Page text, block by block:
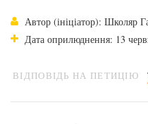
Автор (ініціатор): Школяр
Дата оприлюднення: 13
ВІДПОВІДЬ НА ПЕТИЦІЮ